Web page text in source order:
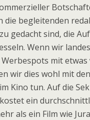
die begleitenden
gedacht sind, die
Wenn wir
mit etwas
wir dies wohl mit
Kino tun. Auf die
ein
als ein Film wie